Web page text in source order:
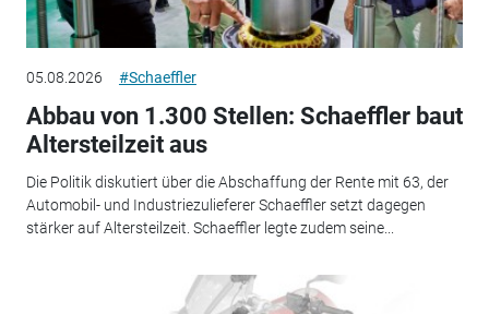
05.08.2026 #Schaeffler
Abbau von 1.300 Stellen: Schaeffler baut
Altersteilzeit aus
Die Politik diskutiert über die Abschaffung der Rente mit 63, der
Automobil- und Industriezulieferer Schaeffler setzt dagegen
stärker auf Altersteilzeit. Schaeffler legte zudem seine...